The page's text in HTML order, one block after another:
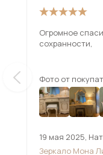
Огромное
сохранности,
Фото от
19 мая 2025,
Зеркало Мона